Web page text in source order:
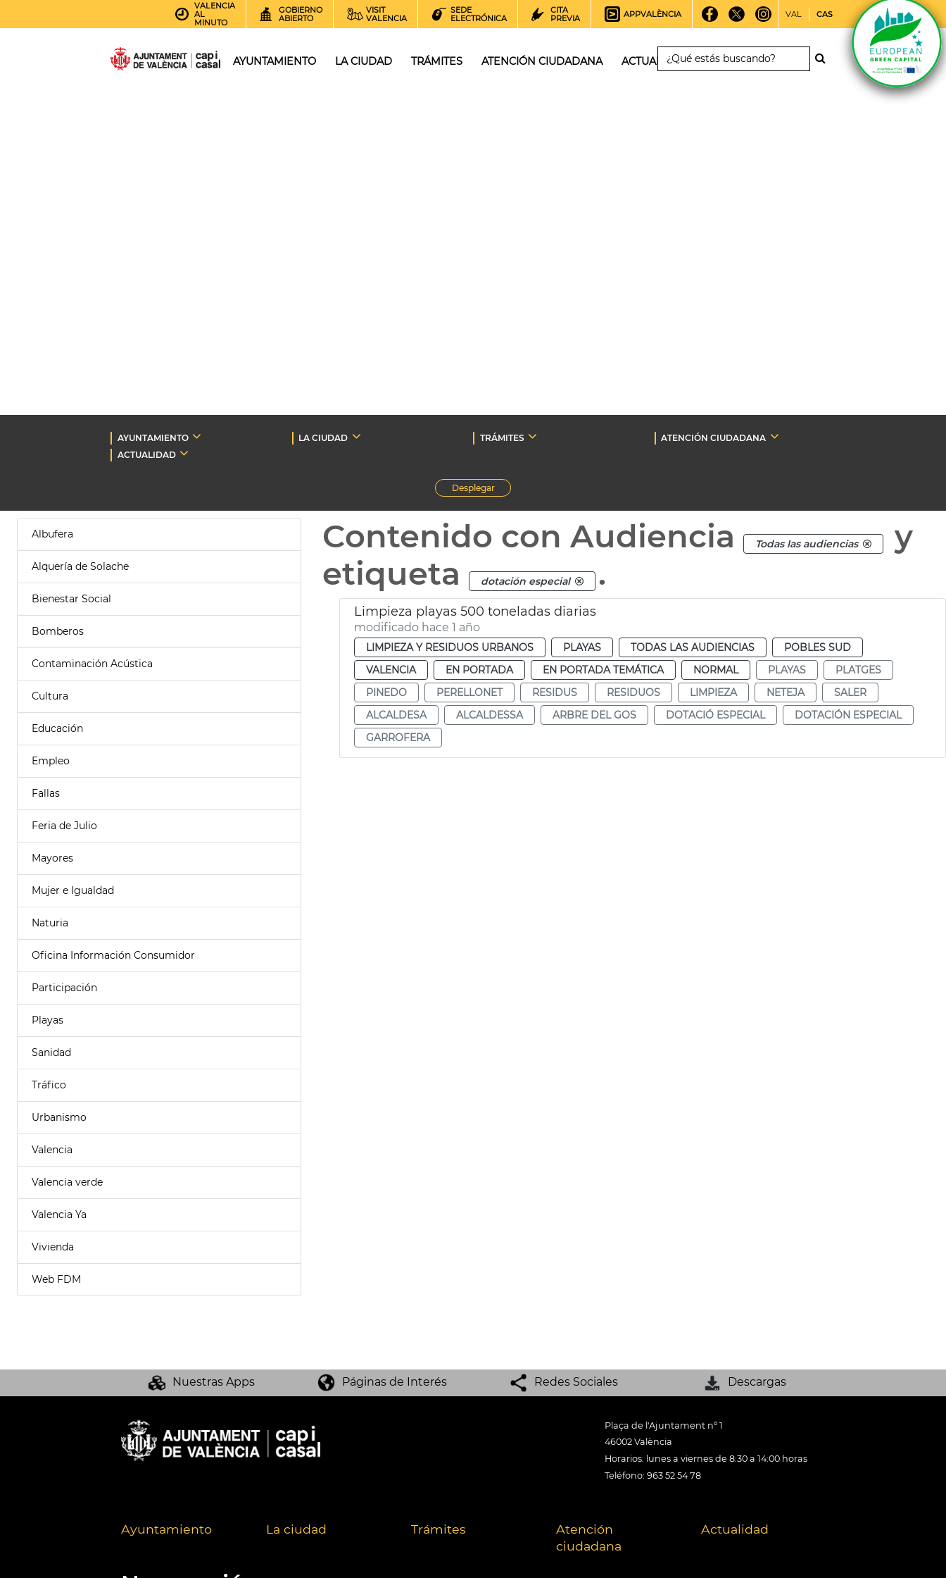
VALENCIA
AL
MINUTO
GOBIERNO
ABIERTO
VISIT
VALENCIA
SEDE
ELECTRÓNICA
CITA
PREVIA
APPVALÈNCIA VAL CAS
AYUNTAMIENTO LA CIUDAD TRÁMITES ATENCIÓN CIUDADANA ACTUALIDAD
AYUNTAMIENTO LA CIUDAD TRÁMITES
ATENCIÓN CIUDADANA
ACTUALIDAD
Desplegar
Albufera
Alquería de Solache
Bienestar Social
Bomberos
Contaminación Acústica
Cultura
Educación
Empleo
Fallas
Feria de Julio
Mayores
Mujer e Igualdad
Naturia
Oficina Información Consumidor
Participación
Playas
Sanidad
Tráfico
Urbanismo
Valencia
Valencia verde
Valencia Ya
Vivienda
Web FDM
Contenido con Audiencia Todas las audiencias
y
etiqueta
dotación especial .
Limpieza playas 500 toneladas diarias
modificado hace 1 año
LIMPIEZA Y RESIDUOS URBANOS PLAYAS TODAS LAS AUDIENCIAS
POBLES SUD
VALENCIA
EN PORTADA EN PORTADA TEMÁTICA NORMAL PLAYAS
PLATGES
PINEDO
PERELLONET RESIDUS RESIDUOS LIMPIEZA NETEJA
SALER
ALCALDESA
ALCALDESSA ARBRE DEL GOS DOTACIÓ ESPECIAL
DOTACIÓN ESPECIAL
GARROFERA
Nuestras Apps Páginas de Interés Redes Sociales Descargas
Plaça de l'Ajuntament nº 1
46002 València
Horarios: lunes a viernes de 8:30 a 14:00 horas
Teléfono: 963 52 54 78
Ayuntamiento La ciudad Trámites
Atención
ciudadana
Actualidad